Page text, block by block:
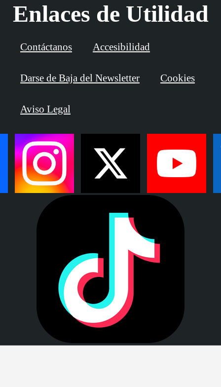
Enlaces de Utilidad
Contáctanos Accesibilidad
Darse de Baja del Newsletter Cookies
Aviso Legal